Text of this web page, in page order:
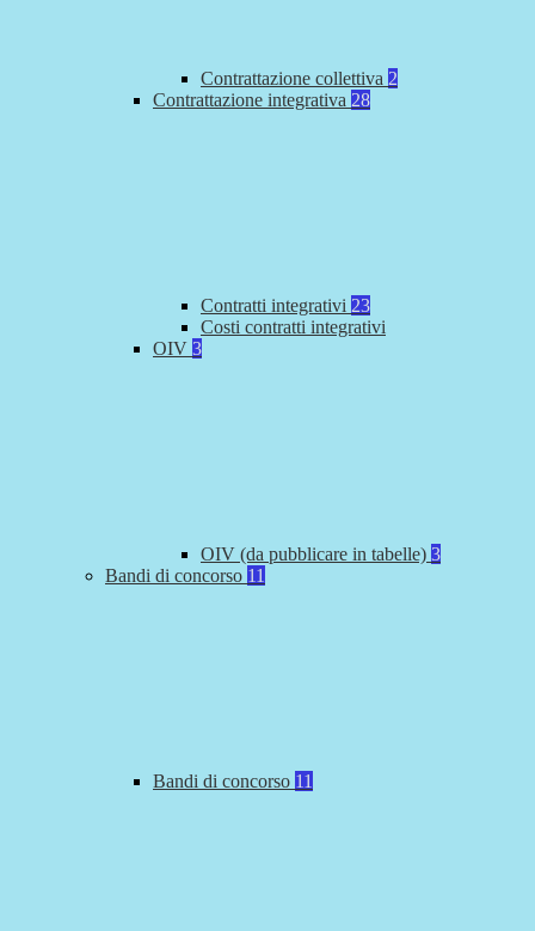
Contrattazione collettiva 2
Contrattazione integrativa 28
Contratti integrativi 23
Costi contratti integrativi
OIV 3
OIV (da pubblicare in tabelle) 3
Bandi di concorso 11
Bandi di concorso 11